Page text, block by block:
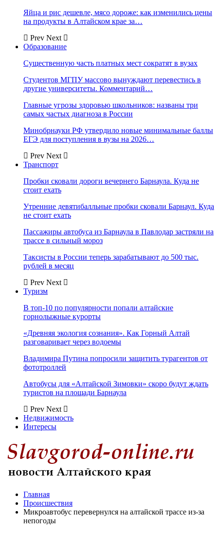
Яйца и рис дешевле, мясо дороже: как изменились цены
на продукты в Алтайском крае за…
Prev Next
Образование
Существенную часть платных мест сократят в вузах
Студентов МГПУ массово вынуждают перевестись в
другие университеты. Комментарий…
Главные угрозы здоровью школьников: названы три
самых частых диагноза в России
Минобрнауки РФ утвердило новые минимальные баллы
ЕГЭ для поступления в вузы на 2026…
Prev Next
Транспорт
Пробки сковали дороги вечернего Барнаула. Куда не
стоит ехать
Утренние девятибалльные пробки сковали Барнаул. Куда
не стоит ехать
Пассажиры автобуса из Барнаула в Павлодар застряли на
трассе в сильный мороз
Таксисты в России теперь зарабатывают до 500 тыс.
рублей в месяц
Prev Next
Туризм
В топ-10 по популярности попали алтайские
горнолыжные курорты
«Древняя экология сознания». Как Горный Алтай
разговаривает через водоемы
Владимира Путина попросили защитить турагентов от
фототроллей
Автобусы для «Алтайской Зимовки» скоро будут ждать
туристов на площади Барнаула
Prev Next
Недвижимость
Интересы
Главная
Происшествия
Микроавтобус перевернулся на алтайской трассе из-за
непогоды